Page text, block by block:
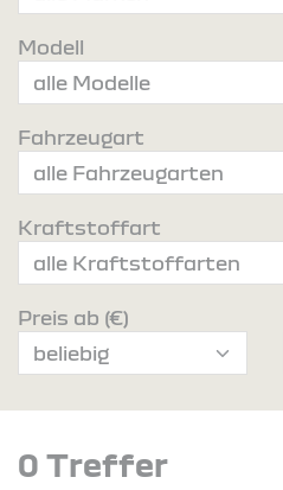
Modell
Fahrzeugart
Kraftstoffart
Preis ab (€)
0 Treffer